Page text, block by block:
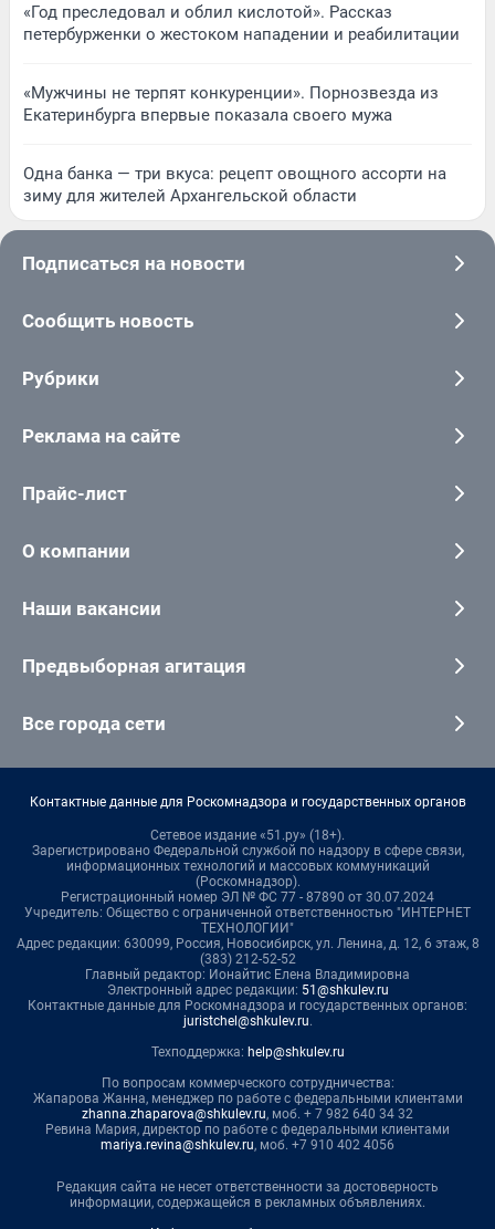
«Год преследовал и облил кислотой». Рассказ
петербурженки о жестоком нападении и реабилитации
«Мужчины не терпят конкуренции». Порнозвезда из
Екатеринбурга впервые показала своего мужа
Одна банка — три вкуса: рецепт овощного ассорти на
зиму для жителей Архангельской области
Подписаться на новости
Сообщить новость
Рубрики
Реклама на сайте
Прайс-лист
О компании
Наши вакансии
Предвыборная агитация
Все города сети
Контактные данные для Роскомнадзора и государственных органов
Сетевое издание «51.ру» (18+).
Зарегистрировано Федеральной службой по надзору в сфере связи,
информационных технологий и массовых коммуникаций
(Роскомнадзор).
Регистрационный номер ЭЛ № ФС 77 - 87890 от 30.07.2024
Учредитель: Общество с ограниченной ответственностью "ИНТЕРНЕТ
ТЕХНОЛОГИИ"
Адрес редакции: 630099, Россия, Новосибирск, ул. Ленина, д. 12, 6 этаж, 8
(383) 212-52-52
Главный редактор: Ионайтис Елена Владимировна
Электронный адрес редакции: 51@shkulev.ru
Контактные данные для Роскомнадзора и государственных органов:
juristchel@shkulev.ru.
Техподдержка: help@shkulev.ru
По вопросам коммерческого сотрудничества:
Жапарова Жанна, менеджер по работе с федеральными клиентами
zhanna.zhaparova@shkulev.ru, моб. + 7 982 640 34 32
Ревина Мария, директор по работе с федеральными клиентами
mariya.revina@shkulev.ru, моб. +7 910 402 4056
Редакция сайта не несет ответственности за достоверность
информации, содержащейся в рекламных объявлениях.